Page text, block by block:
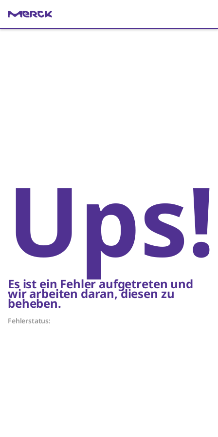
Ups!
Es ist ein Fehler aufgetreten und
wir arbeiten daran, diesen zu
beheben.
Fehlerstatus: